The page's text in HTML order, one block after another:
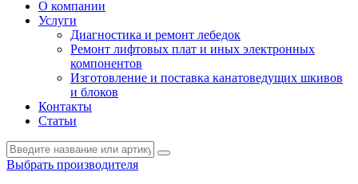
О компании
Услуги
Диагностика и ремонт лебедок
Ремонт лифтовых плат и иных электронных
компонентов
Изготовление и поставка канатоведущих шкивов
и блоков
Контакты
Статьи
Выбрать производителя